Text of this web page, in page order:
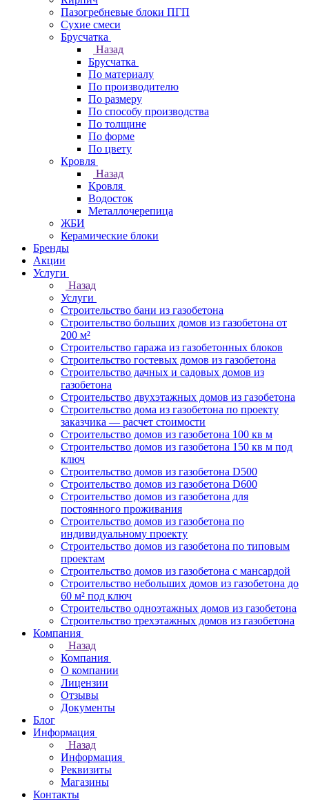
Пазогребневые блоки ПГП
Сухие смеси
Брусчатка
Назад
Брусчатка
По материалу
По производителю
По размеру
По способу производства
По толщине
По форме
По цвету
Кровля
Назад
Кровля
Водосток
Металлочерепица
ЖБИ
Керамические блоки
Бренды
Акции
Услуги
Назад
Услуги
Строительство бани из газобетона
Строительство больших домов из газобетона от
200 м²
Строительство гаража из газобетонных блоков
Строительство гостевых домов из газобетона
Строительство дачных и садовых домов из
газобетона
Строительство двухэтажных домов из газобетона
Строительство дома из газобетона по проекту
заказчика — расчет стоимости
Строительство домов из газобетона 100 кв м
Строительство домов из газобетона 150 кв м под
ключ
Строительство домов из газобетона D500
Строительство домов из газобетона D600
Строительство домов из газобетона для
постоянного проживания
Строительство домов из газобетона по
индивидуальному проекту
Строительство домов из газобетона по типовым
проектам
Строительство домов из газобетона с мансардой
Строительство небольших домов из газобетона до
60 м² под ключ
Строительство одноэтажных домов из газобетона
Строительство трехэтажных домов из газобетона
Компания
Назад
Компания
О компании
Лицензии
Отзывы
Документы
Блог
Информация
Назад
Информация
Реквизиты
Магазины
Контакты